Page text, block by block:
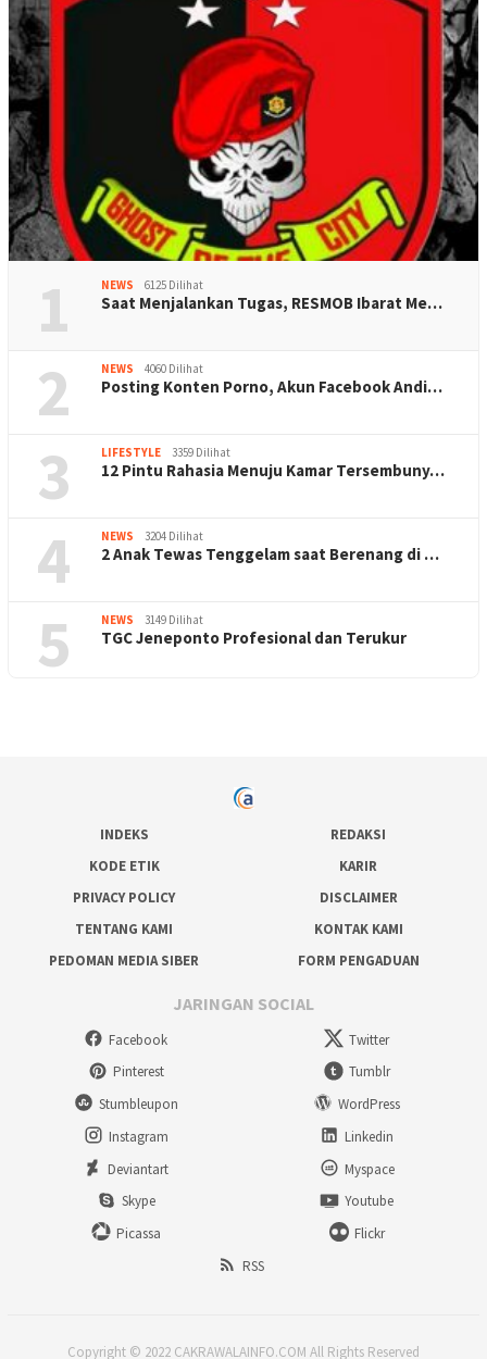
1 NEWS 6125 Dilihat
Saat Menjalankan Tugas, RESMOB Ibarat Me…
2 NEWS 4060 Dilihat
Posting Konten Porno, Akun Facebook Andi…
3 LIFESTYLE 3359 Dilihat
12 Pintu Rahasia Menuju Kamar Tersembuny…
4 NEWS 3204 Dilihat
2 Anak Tewas Tenggelam saat Berenang di …
5 NEWS 3149 Dilihat
TGC Jeneponto Profesional dan Terukur
INDEKS
REDAKSI
KODE ETIK
KARIR
PRIVACY POLICY
DISCLAIMER
TENTANG KAMI
KONTAK KAMI
PEDOMAN MEDIA SIBER
FORM PENGADUAN
JARINGAN SOCIAL
Facebook
Twitter
Pinterest
Tumblr
Stumbleupon
WordPress
Instagram
Linkedin
Deviantart
Myspace
Skype
Youtube
Picassa
Flickr
RSS
Copyright © 2022 CAKRAWALAINFO.COM All Rights Reserved